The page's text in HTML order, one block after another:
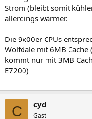
Strom (bleibt somit
allerdings wärmer.
Die 9x00er CPUs
Wolfdale mit 6MB Cache
kommt nur mit 3MB
E7200)
C cyd
Gast